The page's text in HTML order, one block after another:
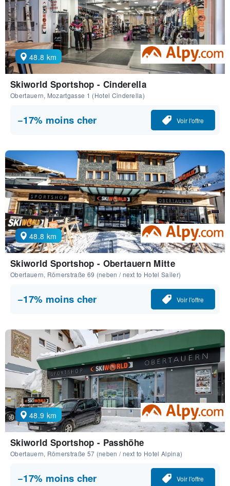
48.8 km
Skiworld Sportshop - Cinderella
Obertauern, Mozartgasse 1 (Hotel Cinderella)
−17% moins cher Voir l'offre
48.8 km
Skiworld Sportshop - Obertauern Mitte
Obertauern, Römerstraße 69 (neben / next to Hotel Sailer)
−17% moins cher Voir l'offre
48.9 km
Skiworld Sportshop - Passhöhe
Obertauern, Römerstraße 57 (neben / next to Hotel Alpina)
−17% moins cher Voir l'offre